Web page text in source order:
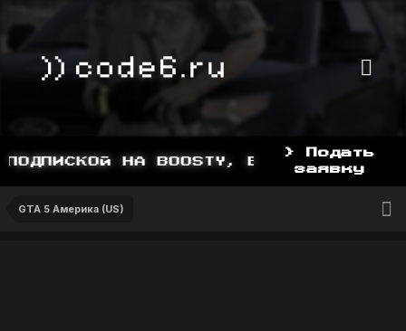
НА BOOSTY, BOOSTY.TO/YDDY
> Подать
заявку
GTA 5 Америка (US)